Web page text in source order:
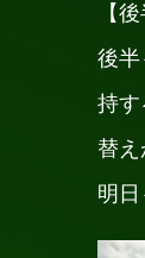
【後
後半
持す
替
明